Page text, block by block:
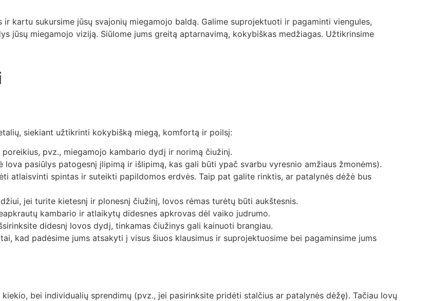
kartu sukursime jūsų svajonių miegamojo baldą. Galime suprojektuoti ir pagaminti viengules,
jūsų miegamojo viziją. Siūlome jums greitą aptarnavimą, kokybiškas medžiagas. Užtikrinsime
siekiant užtikrinti kokybišką miegą, komfortą ir poilsį:
pvz., miegamojo kambario dydį ir norimą čiužinį.
pasiūlys patogesnį įlipimą ir išlipimą, kas gali būti ypač svarbu vyresnio amžiaus žmonėms).
atlaisvinti spintas ir suteikti papildomos erdvės. Taip pat galite rinktis, ar patalynės dėžė bus
jei turite kietesnį ir plonesnį čiužinį, lovos rėmas turėtų būti aukštesnis.
kambario ir atlaikytų didesnes apkrovas dėl vaiko judrumo.
didesnį lovos dydį, tinkamas čiužinys gali kainuoti brangiau.
kad padėsime jums atsakyti į visus šiuos klausimus ir suprojektuosime bei pagaminsime jums
bei individualių sprendimų (pvz., jei pasirinksite pridėti stalčius ar patalynės dėžę). Tačiau lovų